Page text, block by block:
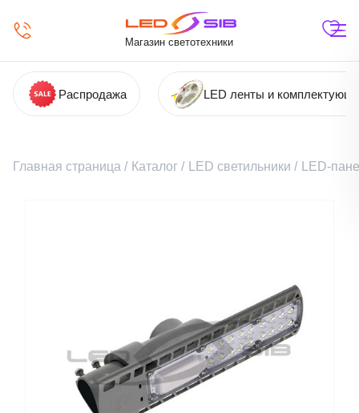
Магазин светотехники
Распродажа LED ленты и
Главная страница / Каталог / LED светильники / LED-